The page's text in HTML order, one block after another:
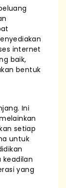
internet
baik,
bentuk
Ini
setiap
untuk
yang